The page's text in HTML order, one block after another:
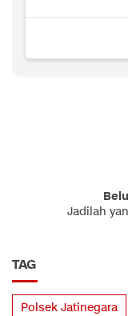
Jadilah
TAG
Polsek Jatinegara